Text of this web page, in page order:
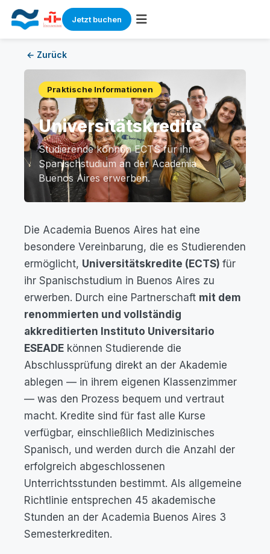
Jetzt buchen
content
← Zurück
Praktische Informationen
Universitätskredite
Studierende können ECTS für ihr
Spanischstudium an der Academia
Buenos Aires erwerben.
Die Academia Buenos Aires hat eine
besondere Vereinbarung, die es Studierenden
ermöglicht, Universitätskredite (ECTS) für
ihr Spanischstudium in Buenos Aires zu
erwerben. Durch eine Partnerschaft mit dem
renommierten und vollständig
akkreditierten Instituto Universitario
ESEADE können Studierende die
Abschlussprüfung direkt an der Akademie
ablegen — in ihrem eigenen Klassenzimmer
— was den Prozess bequem und vertraut
macht. Kredite sind für fast alle Kurse
verfügbar, einschließlich Medizinisches
Spanisch, und werden durch die Anzahl der
erfolgreich abgeschlossenen
Unterrichtsstunden bestimmt. Als allgemeine
Richtlinie entsprechen 45 akademische
Stunden an der Academia Buenos Aires 3
Semesterkrediten.